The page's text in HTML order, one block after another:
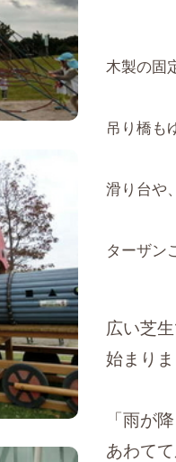
木製の固
吊り橋も
滑り台や
ターザン
広い芝
始まりま
「雨が
あわて